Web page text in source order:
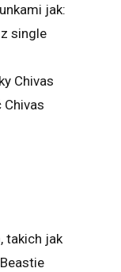
jak:
single
Chivas
takich jak